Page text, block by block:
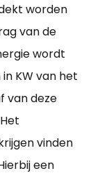
worden
van de
wordt
KW van het
van deze
vinden
een